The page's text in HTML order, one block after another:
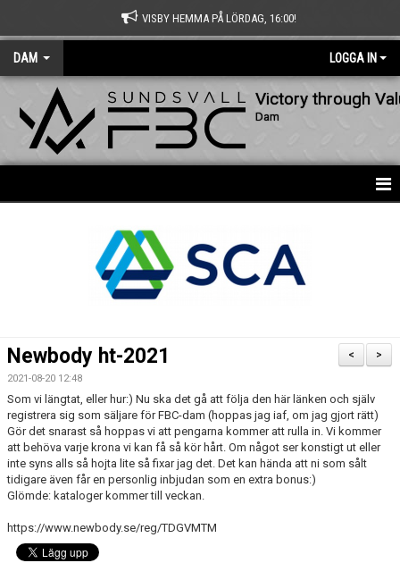
VISBY HEMMA PÅ LÖRDAG, 16:00!
DAM LOGGA IN
Victory through
Dam
TRUPPEN
DOKUMENT
BILDGALLERI
KONTAKT
BETALNINGSINFORMATION
>
<
Newbody ht-2021
2021-08-20 12:48
Som vi längtat, eller hur:) Nu ska det gå att följa den här länken och själv
registrera sig som säljare för FBC-dam (hoppas jag iaf, om jag gjort rätt)
Gör det snarast så hoppas vi att pengarna kommer att rulla in. Vi kommer
att behöva varje krona vi kan få så kör hårt. Om något ser konstigt ut eller
inte syns alls så hojta lite så fixar jag det. Det kan hända att ni som sålt
tidigare även får en personlig inbjudan som en extra bonus:)
Glömde: kataloger kommer till veckan.
https://www.newbody.se/reg/TDGVMTM